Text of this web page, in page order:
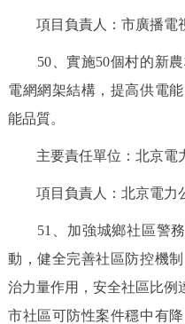
項目負責人：市廣播電
50、實施50個村的新農
電網網架結構，提高供電
能品質。
主要責任單位：北京電
項目負責人：北京電力
51、加強城鄉社區警務
動，健全完善社區防控機
治力量作用，安全社區比例
市社區可防性案件穩中有